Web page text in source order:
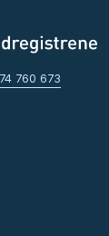
760 673